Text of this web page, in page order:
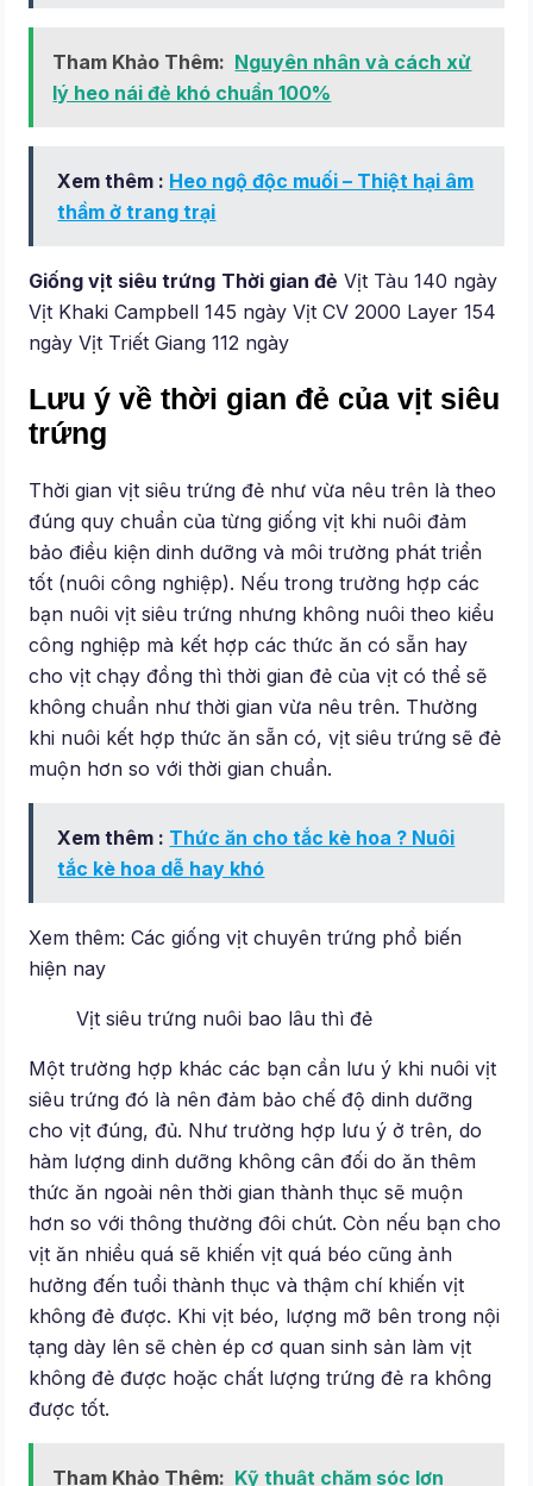
Tham Khảo Thêm: Nguyên nhân và cách xử
lý heo nái đẻ khó chuẩn 100%
Xem thêm : Heo ngộ độc muối – Thiệt hại âm
thầm ở trang trại
Giống vịt siêu trứng Thời gian đẻ Vịt Tàu 140 ngày
Vịt Khaki Campbell 145 ngày Vịt CV 2000 Layer 154
ngày Vịt Triết Giang 112 ngày
Lưu ý về thời gian đẻ của vịt siêu
trứng
Thời gian vịt siêu trứng đẻ như vừa nêu trên là theo
đúng quy chuẩn của từng giống vịt khi nuôi đảm
bảo điều kiện dinh dưỡng và môi trường phát triển
tốt (nuôi công nghiệp). Nếu trong trường hợp các
bạn nuôi vịt siêu trứng nhưng không nuôi theo kiểu
công nghiệp mà kết hợp các thức ăn có sẵn hay
cho vịt chạy đồng thì thời gian đẻ của vịt có thể sẽ
không chuẩn như thời gian vừa nêu trên. Thường
khi nuôi kết hợp thức ăn sẵn có, vịt siêu trứng sẽ đẻ
muộn hơn so với thời gian chuẩn.
Xem thêm : Thức ăn cho tắc kè hoa ? Nuôi
tắc kè hoa dễ hay khó
Xem thêm: Các giống vịt chuyên trứng phổ biến
hiện nay
Vịt siêu trứng nuôi bao lâu thì đẻ
Một trường hợp khác các bạn cần lưu ý khi nuôi vịt
siêu trứng đó là nên đảm bảo chế độ dinh dưỡng
cho vịt đúng, đủ. Như trường hợp lưu ý ở trên, do
hàm lượng dinh dưỡng không cân đối do ăn thêm
thức ăn ngoài nên thời gian thành thục sẽ muộn
hơn so với thông thường đôi chút. Còn nếu bạn cho
vịt ăn nhiều quá sẽ khiến vịt quá béo cũng ảnh
hưởng đến tuổi thành thục và thậm chí khiến vịt
không đẻ được. Khi vịt béo, lượng mỡ bên trong nội
tạng dày lên sẽ chèn ép cơ quan sinh sản làm vịt
không đẻ được hoặc chất lượng trứng đẻ ra không
được tốt.
Tham Khảo Thêm: Kỹ thuật chăm sóc lợn